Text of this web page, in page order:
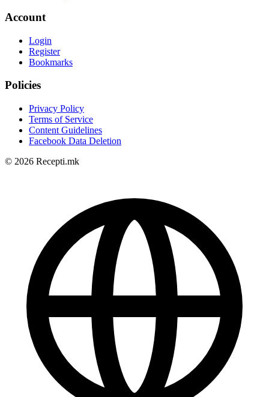
Account
Login
Register
Bookmarks
Policies
Privacy Policy
Terms of Service
Content Guidelines
Facebook Data Deletion
© 2026 Recepti.mk